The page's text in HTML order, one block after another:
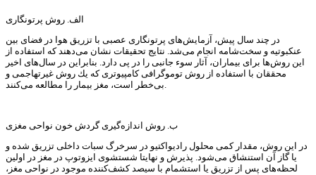
الف. روش‌ پرتونگاری
در چند سال پیش، آزمایش‌های پرتونگاری عصبی با تزریق هوا در فضای بین
عنكبوتیه و سخت‌شامه انجام می‌شد. نتایج تحقیقات نشان می‌دهند كه استفاده از
این روش‌ها برای بیماران، آثار سوء جانبی را در پی دارد. بنابراین در سال‌های اخیر
محققان با استفاده از روش توموگرافی كامپیوتری كه یك روش غیرتهاجمی و
ب. روش اندازه‌گیری گردش خون نواحی مغزی
در این روش، مقدار كمی محلول رادیواكتیو در سرخرگ سبات داخلی تزریق شده و
یا گاز آن استنشاق می‌شود. پذیرش و نهایتا شستشوی ایزوتوپ در مغز در اولین
لحظه‌های پس از تزریق یا استشمام با سیصد كشف‌كننده موجود در نواحی مغز،